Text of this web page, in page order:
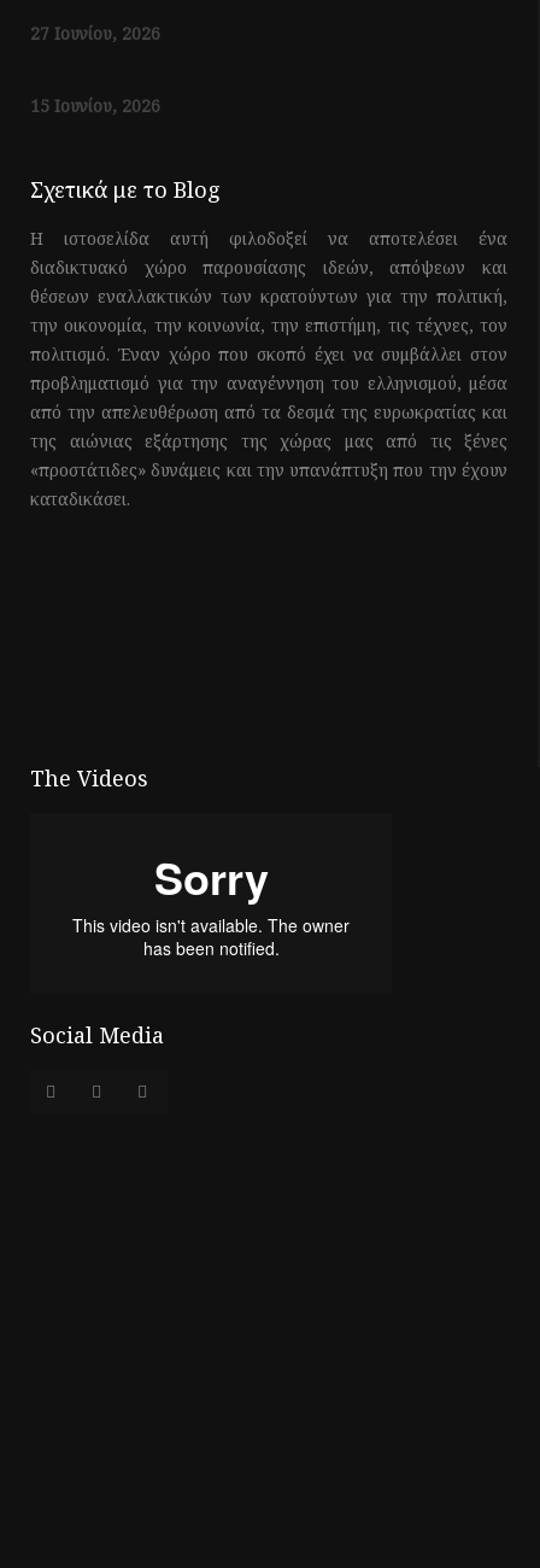
27 Ιουνίου, 2026
15 Ιουνίου, 2026
Σχετικά με το Blog
Η ιστοσελίδα αυτή φιλοδοξεί να αποτελέσει ένα
διαδικτυακό χώρο παρουσίασης ιδεών, απόψεων και
θέσεων εναλλακτικών των κρατούντων για την πολιτική,
την οικονομία, την κοινωνία, την επιστήμη, τις τέχνες, τον
πολιτισμό. Έναν χώρο που σκοπό έχει να συμβάλλει στον
προβληματισμό για την αναγέννηση του ελληνισμού, μέσα
από την απελευθέρωση από τα δεσμά της ευρωκρατίας και
της αιώνιας εξάρτησης της χώρας μας από τις ξένες
«προστάτιδες» δυνάμεις και την υπανάπτυξη που την έχουν
καταδικάσει.
The Videos
Social Media